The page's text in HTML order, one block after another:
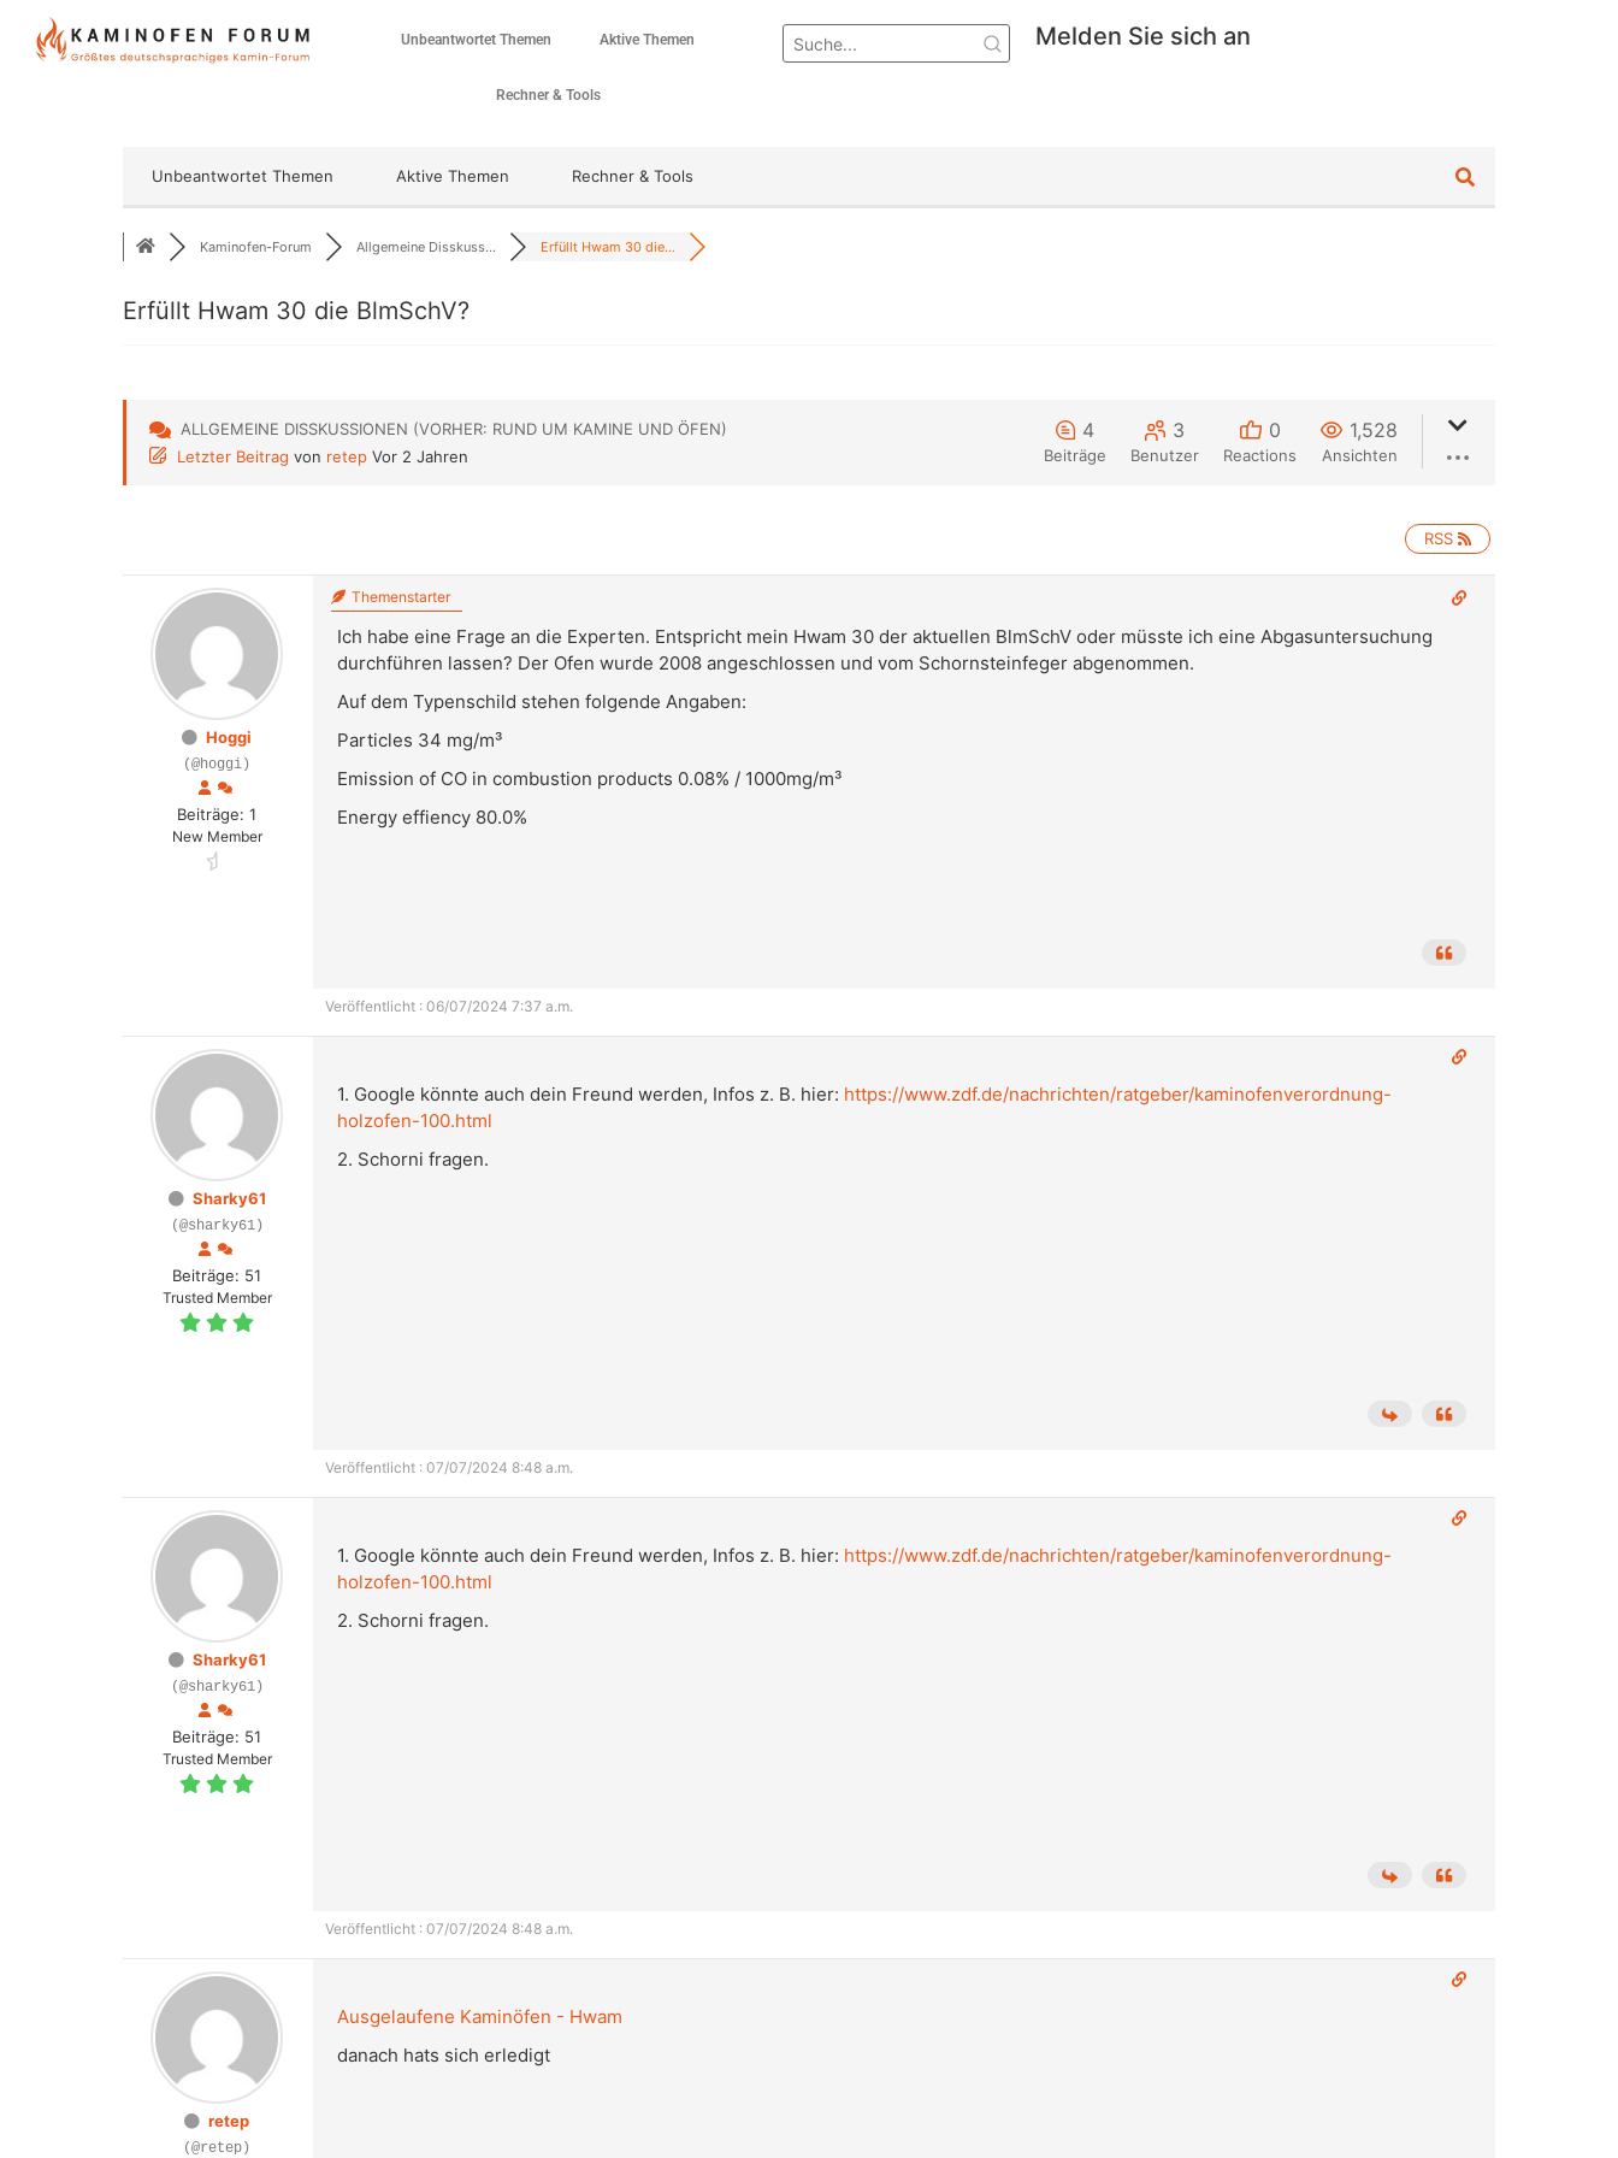
Unbeantwortet Themen Aktive Themen
Rechner & Tools
Melden Sie sich an
Unbeantwortet Themen Aktive Themen Rechner & Tools
Kaminofen-Forum Allgemeine Disskuss... Erfüllt Hwam 30 die...
Erfüllt Hwam 30 die BlmSchV?
ALLGEMEINE DISSKUSSIONEN (VORHER: RUND UM KAMINE UND ÖFEN)
Letzter Beitrag von retep Vor 2 Jahren
4
Beiträge
3
Benutzer
0
Reactions
1,528
Ansichten
RSS
Hoggi
(@hoggi)
Beiträge: 1
New Member
Themenstarter
Ich habe eine Frage an die Experten. Entspricht mein Hwam 30 der aktuellen BlmSchV oder müsste ich eine Abgasuntersuchung
durchführen lassen? Der Ofen wurde 2008 angeschlossen und vom Schornsteinfeger abgenommen.
Auf dem Typenschild stehen folgende Angaben:
Particles 34 mg/m³
Emission of CO in combustion products 0.08% / 1000mg/m³
Energy effiency 80.0%
Veröffentlicht : 06/07/2024 7:37 a.m.
Sharky61
(@sharky61)
Beiträge: 51
Trusted Member
1. Google könnte auch dein Freund werden, Infos z. B. hier: https://www.zdf.de/nachrichten/ratgeber/kaminofenverordnung-
holzofen-100.html
2. Schorni fragen.
Veröffentlicht : 07/07/2024 8:48 a.m.
Sharky61
(@sharky61)
Beiträge: 51
Trusted Member
1. Google könnte auch dein Freund werden, Infos z. B. hier: https://www.zdf.de/nachrichten/ratgeber/kaminofenverordnung-
holzofen-100.html
2. Schorni fragen.
Veröffentlicht : 07/07/2024 8:48 a.m.
retep
(@retep)
Ausgelaufene Kaminöfen - Hwam
danach hats sich erledigt